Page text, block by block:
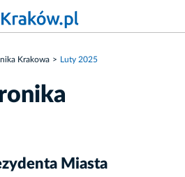
Krakowa Luty 2025
Miasta